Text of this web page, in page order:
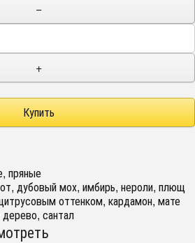
−
+
пряные
дубовый мох, имбирь, нероли, плющ
оттенком, кардамон, мате
сантал